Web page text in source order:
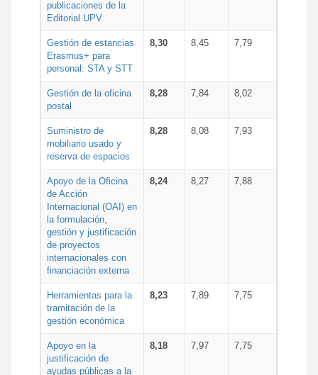
publicaciones de la
Editorial UPV
Gestión de estancias
Erasmus+ para
personal: STA y STT
8,30 8,45 7,79
Gestión de la oficina
postal
8,28 7,84 8,02
Suministro de
mobiliario usado y
reserva de espacios
8,28 8,08 7,93
Apoyo de la Oficina
de Acción
Internacional (OAI) en
la formulación,
gestión y justificación
de proyectos
internacionales con
financiación externa
8,24 8,27 7,88
Herramientas para la
tramitación de la
gestión económica
8,23 7,89 7,75
Apoyo en la
justificación de
ayudas públicas a la
8,18 7,97 7,75